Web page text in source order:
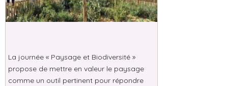
La journée « Paysage et Biodiversité »
propose de mettre en valeur le paysage
comme un outil pertinent pour répondre